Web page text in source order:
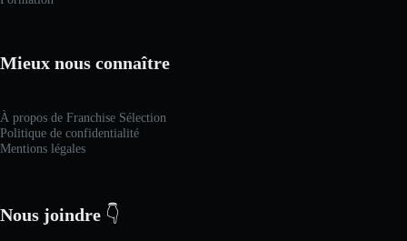
Mieux nous connaître
À propos de Franchise Sélection
Politique de confidentialité
Mentions légales
Nous joindre 👇